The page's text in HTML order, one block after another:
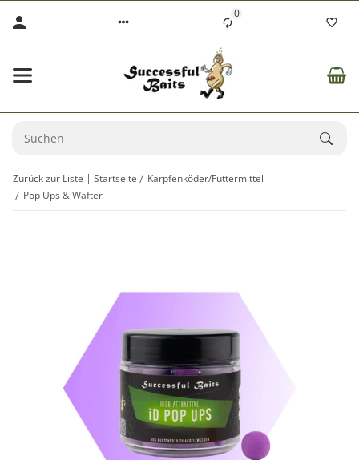
0
Zurück zur Liste Startseite
Karpfenköder/Futtermittel
Pop Ups & Wafter